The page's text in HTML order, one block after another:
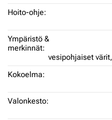
Hoito-ohje:
Ympäristö &
merkinnät:
vesipohjaiset värit,
Kokoelma:
Valonkesto: